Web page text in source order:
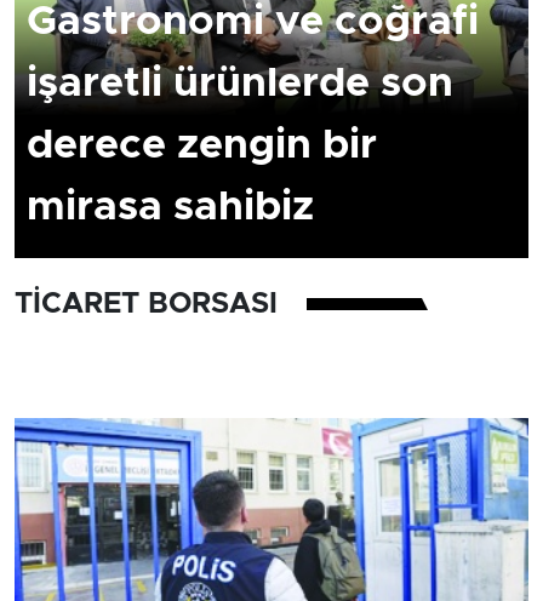
Gastronomi ve coğrafi
işaretli ürünlerde son
derece zengin bir
mirasa sahibiz
TICARET BORSASI